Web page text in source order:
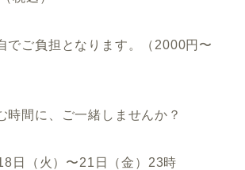
でご負担となります。（2000円〜
時間に、ご一緒しませんか？
日（火）〜21日（金）23時